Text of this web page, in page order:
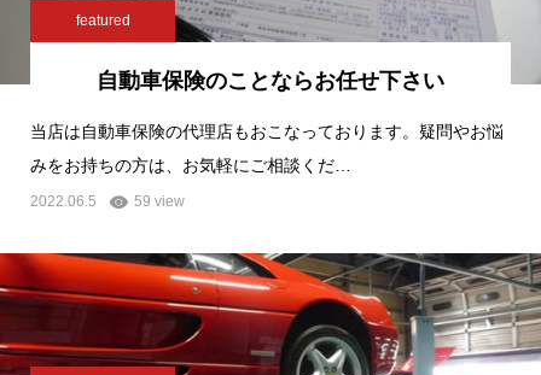
featured
自動車保険のことならお任せ下さい
当店は自動車保険の代理店もおこなっております。疑問やお悩
みをお持ちの方は、お気軽にご相談くだ…
2022.06.5 59 view